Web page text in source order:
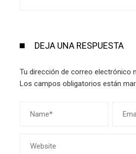
DEJA UNA RESPUESTA
Tu dirección de correo electrónico
Los campos obligatorios están